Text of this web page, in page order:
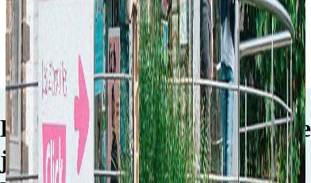
Plus d'articles
Les Z’arsouilles, Boutique de
jeux et jouets pour enfants à